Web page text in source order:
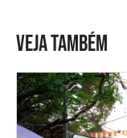
VEJA TAMBÉM